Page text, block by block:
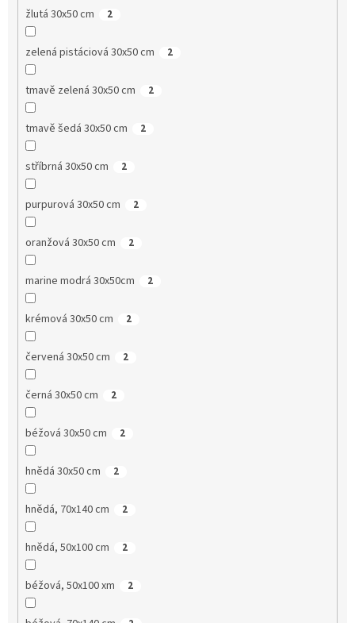
žlutá 30x50 cm 2
zelená pistáciová 30x50 cm 2
tmavě zelená 30x50 cm 2
tmavě šedá 30x50 cm 2
stříbrná 30x50 cm 2
purpurová 30x50 cm 2
oranžová 30x50 cm 2
marine modrá 30x50cm 2
krémová 30x50 cm 2
červená 30x50 cm 2
černá 30x50 cm 2
béžová 30x50 cm 2
hnědá 30x50 cm 2
hnědá, 70x140 cm 2
hnědá, 50x100 cm 2
béžová, 50x100 xm 2